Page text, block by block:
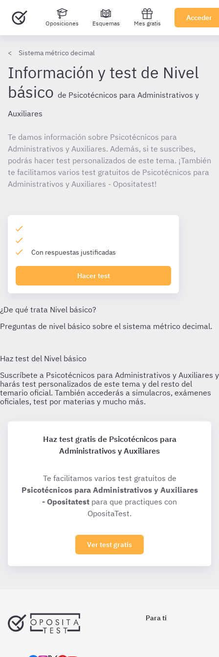
Oposiciones Esquemas Mes gratis
Acceder
Sistema métrico decimal
Información y test de Nivel
básico de Psicotécnicos para Administrativos y
Auxiliares
Te damos información sobre Psicotécnicos para
Administrativos y Auxiliares. Además, si te suscribes,
podrás hacer test personalizados de este tema. ¡También
te facilitamos varios test gratuitos de Psicotécnicos para
Administrativos y Auxiliares - Opositatest!
Con respuestas justificadas
Hacer test
Haz test gratis de Psicotécnicos para
Administrativos y Auxiliares
Te facilitamos varios test gratuitos de
Psicotécnicos para Administrativos y Auxiliares
- Opositatest para que practiques con
OpositaTest.
Ver test gratis
Para ti